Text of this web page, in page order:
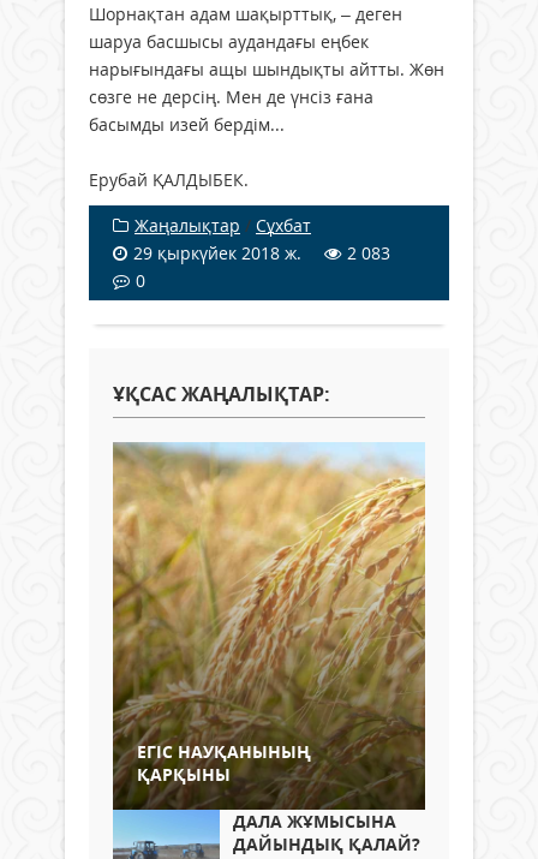
Шорнақтан адам шақырттық, – деген
шаруа басшысы аудандағы еңбек
нарығындағы ащы шындықты айтты. Жөн
сөзге не дерсің. Мен де үнсіз ғана
басымды изей бердім...
Ерубай ҚАЛДЫБЕК.
Жаңалықтар / Сұхбат
29 қыркүйек 2018 ж.
2 083
0
ҰҚСАС ЖАҢАЛЫҚТАР:
ЕГІС НАУҚАНЫНЫҢ
ҚАРҚЫНЫ
ДАЛА ЖҰМЫСЫНА
ДАЙЫНДЫҚ ҚАЛАЙ?